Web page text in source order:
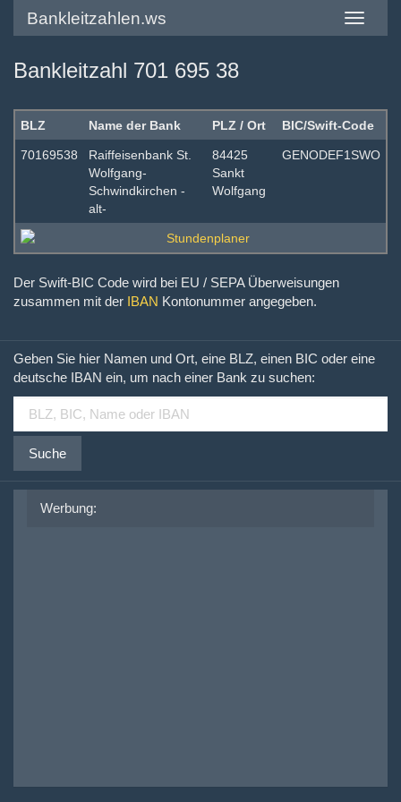
Toggle
Bankleitzahlen.ws
Bankleitzahl 701 695 38
BLZ Name der Bank PLZ / Ort BIC/Swift-Code
70169538
Raiffeisenbank St.
Wolfgang-
Schwindkirchen -
alt-
84425
Sankt
Wolfgang
GENODEF1SWO
Der Swift-BIC Code wird bei EU / SEPA Überweisungen
zusammen mit der IBAN Kontonummer angegeben.
Geben Sie hier Namen und Ort, eine BLZ, einen BIC oder eine
deutsche IBAN ein, um nach einer Bank zu suchen:
Suche
Werbung: